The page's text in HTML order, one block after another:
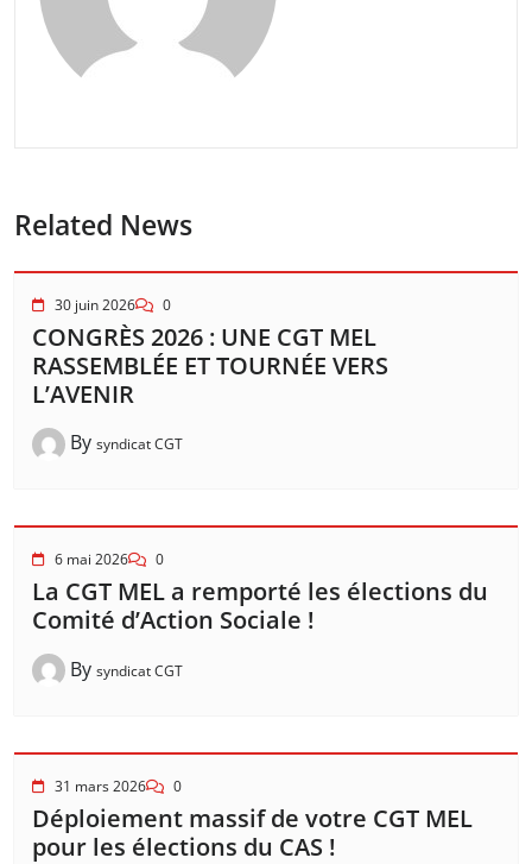
Related News
30 juin 2026 0
CONGRÈS 2026 : UNE CGT MEL
RASSEMBLÉE ET TOURNÉE VERS
L’AVENIR
By syndicat CGT
6 mai 2026 0
La CGT MEL a remporté les élections du
Comité d’Action Sociale !
By syndicat CGT
31 mars 2026 0
Déploiement massif de votre CGT MEL
pour les élections du CAS !